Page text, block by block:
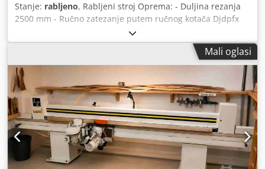
Stanje: rabljeno, Rabljeni stroj Oprema: - Duljina rezanja
2500 mm - Ručno zatezanje putem ručnog kotača Djdpfx
Anozk Nz Nszjkr Dostupnost: kratkoročno dostupno
Lokacija skladišta: 63934 Röllbach
Mali oglasi